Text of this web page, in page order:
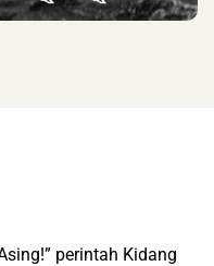
perintah Kidang